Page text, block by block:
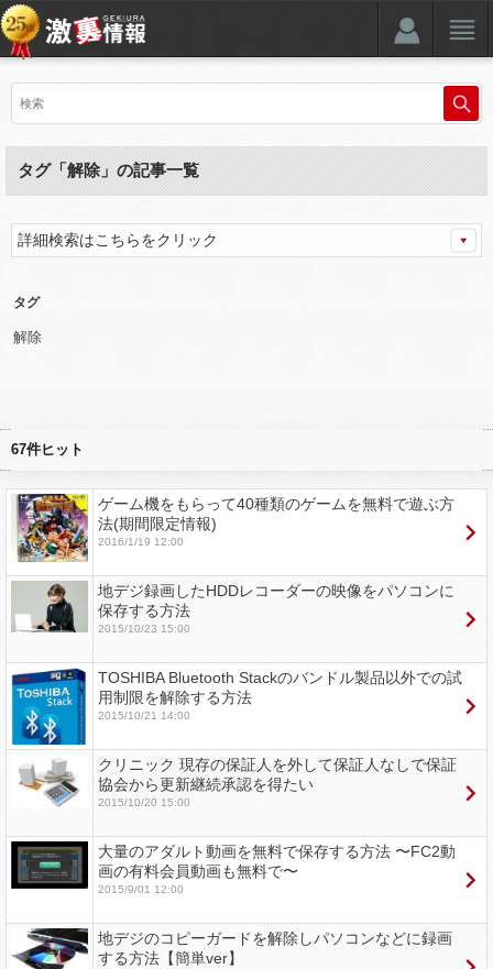
タグ「解除」の記事一覧
詳細検索はこちらをクリック
タグ
解除
67件ヒット
ゲーム機をもらって40種類のゲームを無料で遊ぶ方
法(期間限定情報)
2016/1/19 12:00
地デジ録画したHDDレコーダーの映像をパソコンに
保存する方法
2015/10/23 15:00
TOSHIBA Bluetooth Stackのバンドル製品以外での試
用制限を解除する方法
2015/10/21 14:00
クリニック 現存の保証人を外して保証人なしで保証
協会から更新継続承認を得たい
2015/10/20 15:00
大量のアダルト動画を無料で保存する方法 〜FC2動
画の有料会員動画も無料で〜
2015/9/01 12:00
地デジのコピーガードを解除しパソコンなどに録画
する方法【簡単ver】